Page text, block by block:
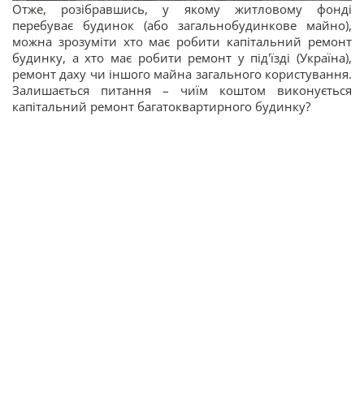
Отже, розібравшись, у якому житловому фонді
перебуває будинок (або загальнобудинкове майно),
можна зрозуміти хто має робити капітальний ремонт
будинку, а хто має робити ремонт у під'їзді (Україна),
ремонт даху чи іншого майна загального користування.
Залишається питання – чиїм коштом виконується
капітальний ремонт багатоквартирного будинку?